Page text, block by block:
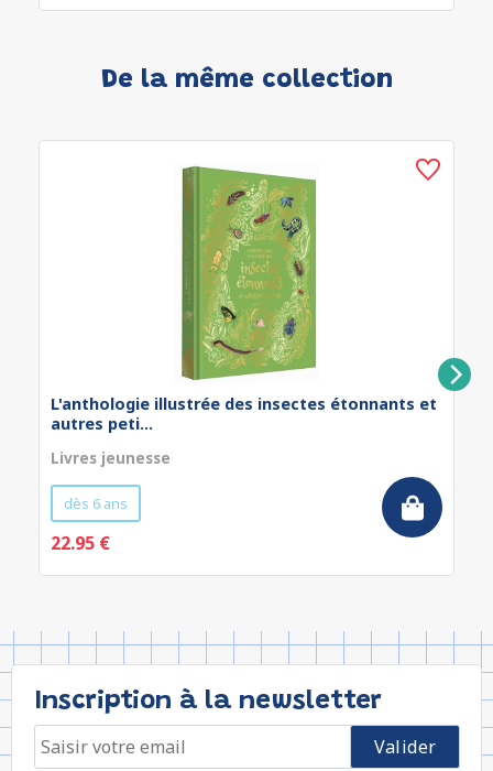
De la même collection
L'anthologie illustrée des insectes étonnants et
autres peti...
Livres jeunesse
dès 6 ans
22.95 €
Inscription à la newsletter